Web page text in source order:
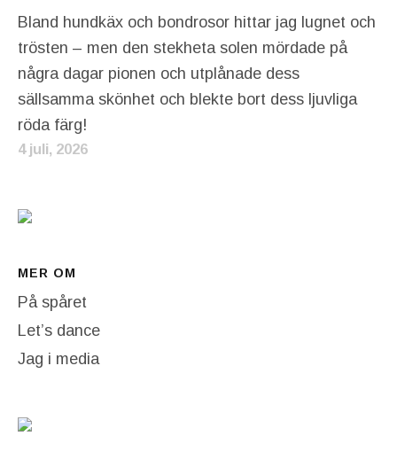
Bland hundkäx och bondrosor hittar jag lugnet och
trösten – men den stekheta solen mördade på
några dagar pionen och utplånade dess
sällsamma skönhet och blekte bort dess ljuvliga
röda färg!
4 juli, 2026
MER OM
På spåret
Let’s dance
Jag i media